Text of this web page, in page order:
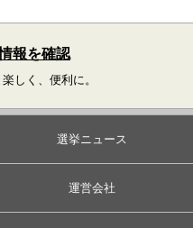
報を確認
しく、便利に。
選挙ニュース
運営会社